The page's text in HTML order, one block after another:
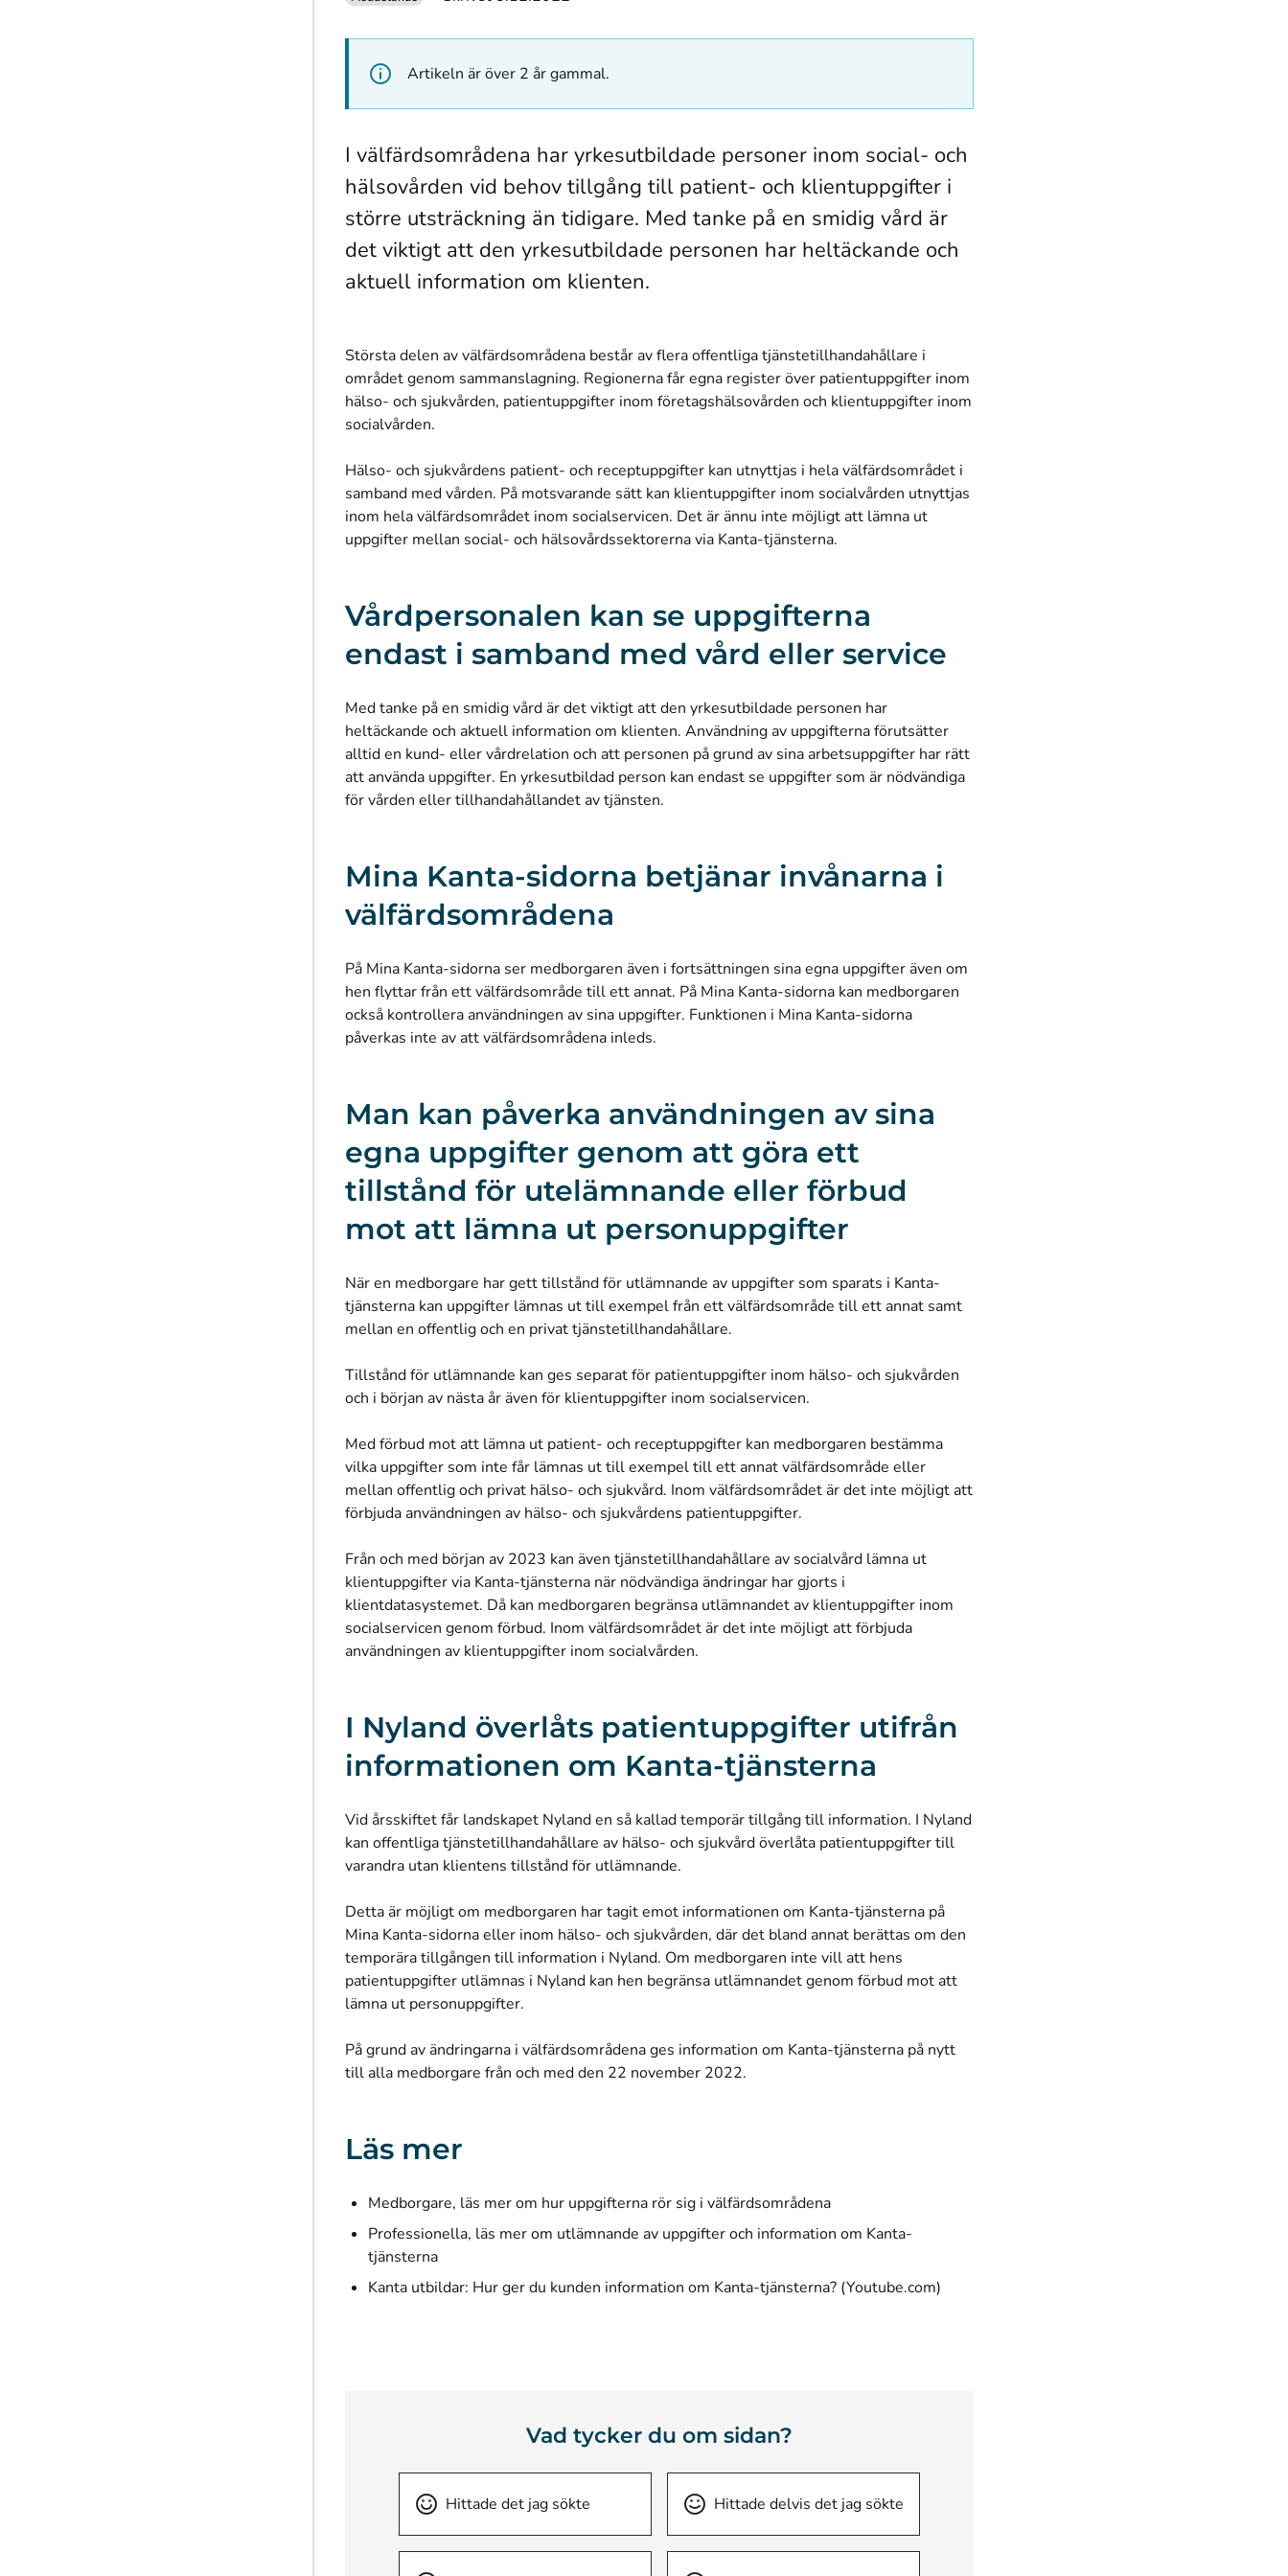
Artikeln är över 2 år gammal.
I välfärdsområdena har yrkesutbildade personer inom social- och
hälsovården vid behov tillgång till patient- och klientuppgifter i
större utsträckning än tidigare. Med tanke på en smidig vård är
det viktigt att den yrkesutbildade personen har heltäckande och
aktuell information om klienten.
Största delen av välfärdsområdena består av flera offentliga tjänstetillhandahållare i
området genom sammanslagning. Regionerna får egna register över patientuppgifter inom
hälso- och sjukvården, patientuppgifter inom företagshälsovården och klientuppgifter inom
socialvården.
Hälso- och sjukvårdens patient- och receptuppgifter kan utnyttjas i hela välfärdsområdet i
samband med vården. På motsvarande sätt kan klientuppgifter inom socialvården utnyttjas
inom hela välfärdsområdet inom socialservicen. Det är ännu inte möjligt att lämna ut
uppgifter mellan social- och hälsovårdssektorerna via Kanta-tjänsterna.
Vårdpersonalen kan se uppgifterna
endast i samband med vård eller service
Med tanke på en smidig vård är det viktigt att den yrkesutbildade personen har
heltäckande och aktuell information om klienten. Användning av uppgifterna förutsätter
alltid en kund- eller vårdrelation och att personen på grund av sina arbetsuppgifter har rätt
att använda uppgifter. En yrkesutbildad person kan endast se uppgifter som är nödvändiga
för vården eller tillhandahållandet av tjänsten.
Mina Kanta-sidorna betjänar invånarna i
välfärdsområdena
På Mina Kanta-sidorna ser medborgaren även i fortsättningen sina egna uppgifter även om
hen flyttar från ett välfärdsområde till ett annat. På Mina Kanta-sidorna kan medborgaren
också kontrollera användningen av sina uppgifter. Funktionen i Mina Kanta-sidorna
påverkas inte av att välfärdsområdena inleds.
Man kan påverka användningen av sina
egna uppgifter genom att göra ett
tillstånd för utelämnande eller förbud
mot att lämna ut personuppgifter
När en medborgare har gett tillstånd för utlämnande av uppgifter som sparats i Kanta-
tjänsterna kan uppgifter lämnas ut till exempel från ett välfärdsområde till ett annat samt
mellan en offentlig och en privat tjänstetillhandahållare.
Tillstånd för utlämnande kan ges separat för patientuppgifter inom hälso- och sjukvården
och i början av nästa år även för klientuppgifter inom socialservicen.
Med förbud mot att lämna ut patient- och receptuppgifter kan medborgaren bestämma
vilka uppgifter som inte får lämnas ut till exempel till ett annat välfärdsområde eller
mellan offentlig och privat hälso- och sjukvård. Inom välfärdsområdet är det inte möjligt att
förbjuda användningen av hälso- och sjukvårdens patientuppgifter.
Från och med början av 2023 kan även tjänstetillhandahållare av socialvård lämna ut
klientuppgifter via Kanta-tjänsterna när nödvändiga ändringar har gjorts i
klientdatasystemet. Då kan medborgaren begränsa utlämnandet av klientuppgifter inom
socialservicen genom förbud. Inom välfärdsområdet är det inte möjligt att förbjuda
användningen av klientuppgifter inom socialvården.
I Nyland överlåts patientuppgifter utifrån
informationen om Kanta-tjänsterna
Vid årsskiftet får landskapet Nyland en så kallad temporär tillgång till information. I Nyland
kan offentliga tjänstetillhandahållare av hälso- och sjukvård överlåta patientuppgifter till
varandra utan klientens tillstånd för utlämnande.
Detta är möjligt om medborgaren har tagit emot informationen om Kanta-tjänsterna på
Mina Kanta-sidorna eller inom hälso- och sjukvården, där det bland annat berättas om den
temporära tillgången till information i Nyland. Om medborgaren inte vill att hens
patientuppgifter utlämnas i Nyland kan hen begränsa utlämnandet genom förbud mot att
lämna ut personuppgifter.
På grund av ändringarna i välfärdsområdena ges information om Kanta-tjänsterna på nytt
till alla medborgare från och med den 22 november 2022.
Läs mer
Medborgare, läs mer om hur uppgifterna rör sig i välfärdsområdena
Professionella, läs mer om utlämnande av uppgifter och information om Kanta-
tjänsterna
Kanta utbildar: Hur ger du kunden information om Kanta-tjänsterna? (Youtube.com)
Vad tycker du om sidan?
Hittade det jag sökte Hittade delvis det jag sökte